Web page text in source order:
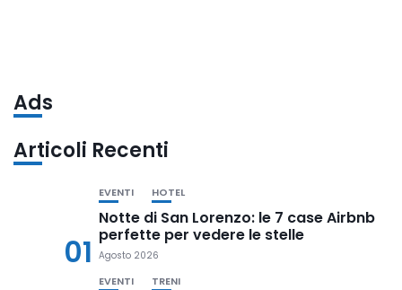
Ads
Articoli Recenti
01
EVENTI HOTEL
Notte di San Lorenzo: le 7 case Airbnb
perfette per vedere le stelle
Agosto 2026
EVENTI TRENI